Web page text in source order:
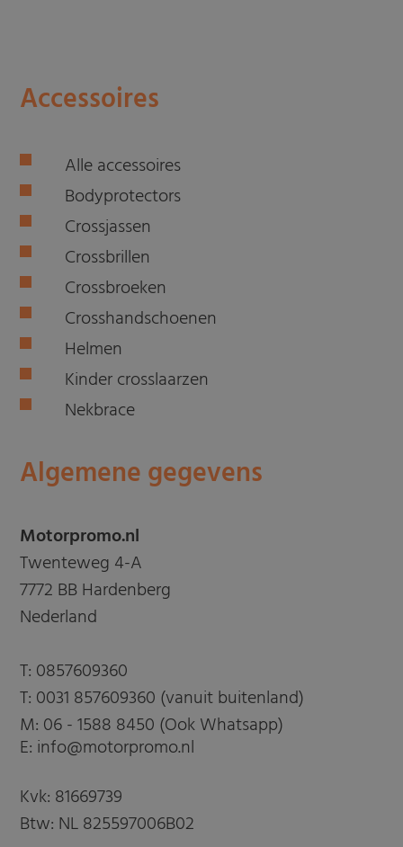
Accessoires
Alle accessoires
Bodyprotectors
Crossjassen
Crossbrillen
Crossbroeken
Crosshandschoenen
Helmen
Kinder crosslaarzen
Nekbrace
Algemene gegevens
Motorpromo.nl
Twenteweg 4-A
7772 BB Hardenberg
Nederland
T: 0857609360
T: 0031 857609360 (vanuit buitenland)
M: 06 - 1588 8450 (Ook Whatsapp)
E: info@motorpromo.nl
Kvk: 81669739
Btw: NL 825597006B02